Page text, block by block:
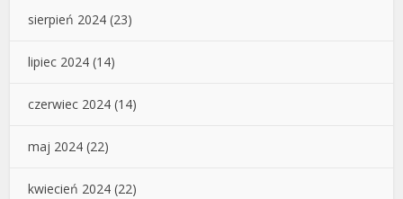
sierpień 2024 (23)
lipiec 2024 (14)
czerwiec 2024 (14)
maj 2024 (22)
kwiecień 2024 (22)